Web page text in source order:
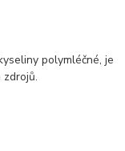
polymléčné, je